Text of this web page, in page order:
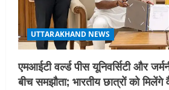
UTTARAKHAND NEWS
एमआईटी वर्ल्ड पीस यूनिवर्सिटी और
बीच समझौता; भारतीय छात्रों को